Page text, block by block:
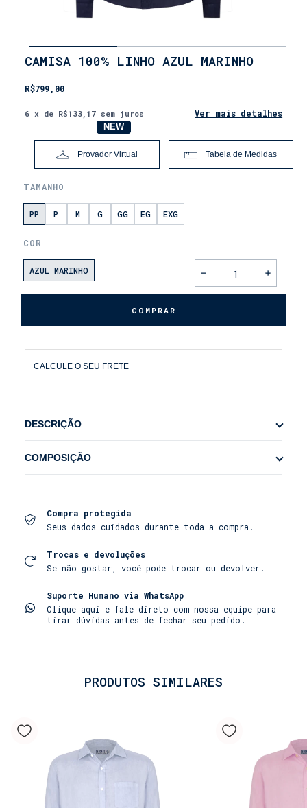
INÍCIO
•
•
DOS
CAMISA 100% LINHO AZUL MARINHO
R$799,00
6 x de R$133,17 sem juros Ver mais detalhes
Provador Virtual
NOVO
NEW
Tabela de Medidas
TAMANHO
PP P M G GG EG EXG
COR
AZUL MARINHO
CALCULE O SEU FRETE
DESCRIÇÃO
nossa Camisa 100% Linho foi criada para ser a sua
peça mais versátil, perfeita para as manhãs à
da moda resort europeia, combinando a elegância
do corte com a leveza do tecido."
Feita para a vida sob o sol:
amaciado: Confeccionada em 100% linho puro, uma
fibra nobre naturalmente leve e respirável,
garantindo frescor mesmo nos dias mais quentes. O
elegância despretensiosa.
se adapta ao corpo e acompanha o movimento, sem
restringir. O colarinho clássico e os botões
completam o visual sofisticado.
• Produto permanente: Como um clássico em
nossa coleção, a Camisa 100% Linho é uma peça
atemporal, feita para durar. Disponível em uma
COMPOSIÇÃO
Compra protegida
Seus dados cuidados durante toda a compra.
Trocas e devoluções
Se não gostar, você pode trocar ou devolver.
Suporte Humano via WhatsApp
Clique aqui e fale direto com nossa equipe para
tirar dúvidas antes de fechar seu pedido.
PRODUTOS SIMILARES